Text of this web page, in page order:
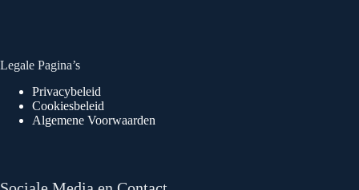
Legale Pagina’s
Privacybeleid
Cookiesbeleid
Algemene Voorwaarden